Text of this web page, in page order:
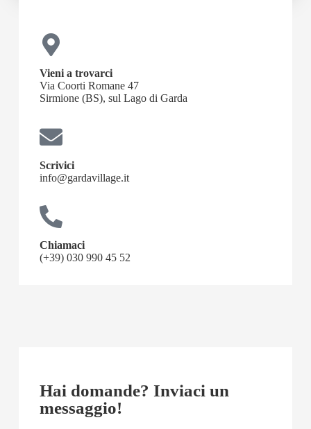
Vieni a trovarci
Via Coorti Romane 47
Sirmione (BS), sul Lago di Garda
Scrivici
info@gardavillage.it
Chiamaci
(+39) 030 990 45 52
Hai domande? Inviaci un
messaggio!